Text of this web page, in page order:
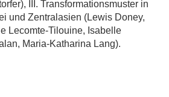
III. Transformationsmuster in
und Zentralasien (Lewis Doney,
Lecomte-Tilouine, Isabelle
Maria-Katharina Lang).